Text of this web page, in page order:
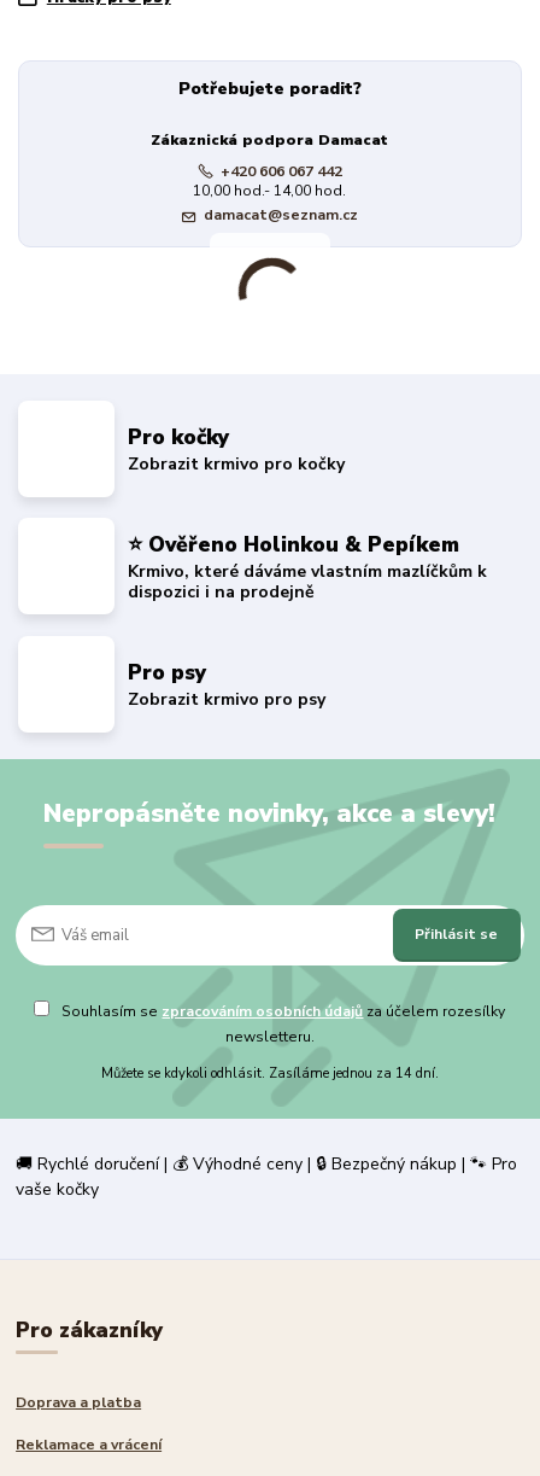
Potřebujete poradit?
Zákaznická podpora Damacat
+420 606 067 442
10,00 hod.- 14,00 hod.
damacat@seznam.cz
Pro kočky
Zobrazit krmivo pro kočky
⭐ Ověřeno Holinkou & Pepíkem
Krmivo, které dáváme vlastním mazlíčkům k
dispozici i na prodejně
Pro psy
Zobrazit krmivo pro psy
Nepropásněte novinky, akce a slevy!
Přihlásit se
Souhlasím se zpracováním osobních údajů za účelem rozesílky
newsletteru.
Můžete se kdykoli odhlásit. Zasíláme jednou za 14 dní.
🚚 Rychlé doručení | 💰 Výhodné ceny | 🔒 Bezpečný nákup | 🐾 Pro
vaše kočky
Pro zákazníky
Doprava a platba
Reklamace a vrácení